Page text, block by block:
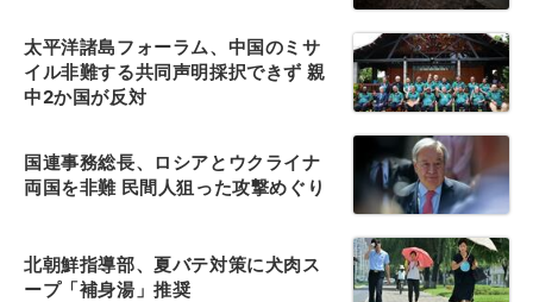
太平洋諸島フォーラム、中国のミサ
イル非難する共同声明採択できず 親
中2か国が反対
国連事務総長、ロシアとウクライナ
両国を非難 民間人狙った攻撃めぐり
北朝鮮指導部、夏バテ対策に犬肉ス
ープ「補身湯」推奨